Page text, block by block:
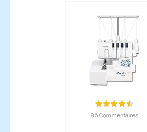
86 Commentaires